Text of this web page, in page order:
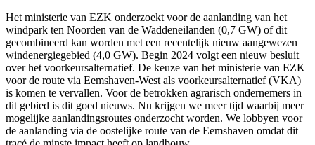
Het ministerie van EZK onderzoekt voor de aanlanding van het
windpark ten Noorden van de Waddeneilanden (0,7 GW) of dit
gecombineerd kan worden met een recentelijk nieuw aangewezen
windenergiegebied (4,0 GW). Begin 2024 volgt een nieuw besluit
over het voorkeursalternatief. De keuze van het ministerie van EZK
voor de route via Eemshaven-West als voorkeursalternatief (VKA)
is komen te vervallen. Voor de betrokken agrarisch ondernemers in
dit gebied is dit goed nieuws. Nu krijgen we meer tijd waarbij meer
mogelijke aanlandingsroutes onderzocht worden. We lobbyen voor
de aanlanding via de oostelijke route van de Eemshaven omdat dit